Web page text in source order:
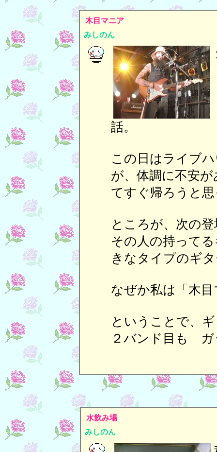
木目マニア
みしのん
この日はライブ
が、体調に不安
てすぐ帰ろうと
ところが、次の
その人の持って
きなタイプのギ
なぜか私は「木
ということで、
２バンド目も
水飲み場
みしのん